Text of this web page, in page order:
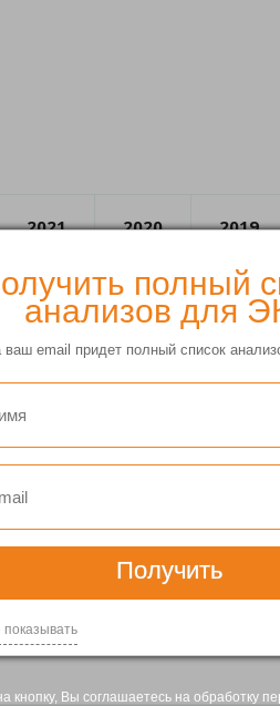
полный
анализов для
ваш email придет полный список
Получить
кнопку, Вы соглашаетесь на обработку
2021 2020 2019